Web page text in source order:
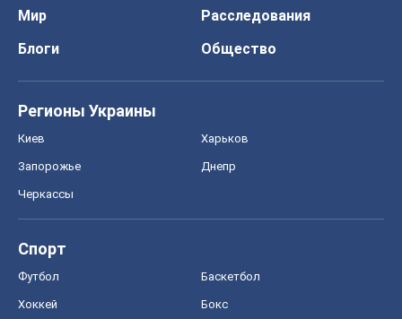
Мир
Расследования
Блоги
Общество
Регионы Украины
Киев Харьков
Запорожье Днепр
Черкассы
Спорт
Футбол Баскетбол
Хоккей Бокс